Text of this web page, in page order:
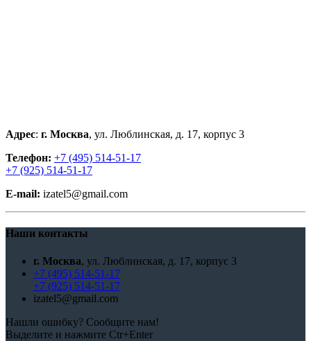
Адрес: г. Москва, ул. Люблинская, д. 17, корпус 3
Телефон: +7 (495) 514-51-17
+7 (925) 514-51-17
E-mail: izatel5@gmail.com
Наши контакты
г. Москва, ул. Люблинская, д. 17, корпус 3
+7 (495) 514-51-17
+7 (925) 514-51-17
izatel5@gmail.com
Нашли ошибку? Сообщите нам!
Выделите и нажмите Ctr+Enter